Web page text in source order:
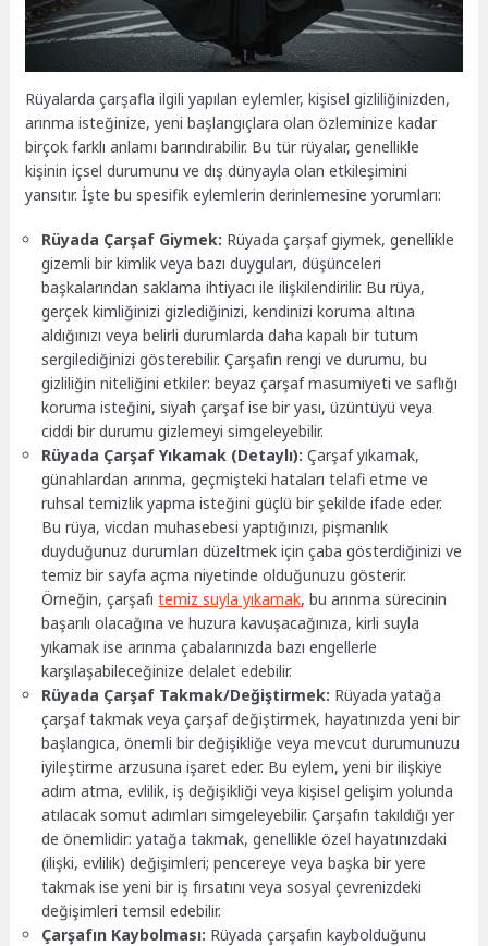
Rüyalarda çarşafla ilgili yapılan eylemler, kişisel gizliliğinizden,
arınma isteğinize, yeni başlangıçlara olan özleminize kadar
birçok farklı anlamı barındırabilir. Bu tür rüyalar, genellikle
kişinin içsel durumunu ve dış dünyayla olan etkileşimini
yansıtır. İşte bu spesifik eylemlerin derinlemesine yorumları:
Rüyada Çarşaf Giymek: Rüyada çarşaf giymek, genellikle
gizemli bir kimlik veya bazı duyguları, düşünceleri
başkalarından saklama ihtiyacı ile ilişkilendirilir. Bu rüya,
gerçek kimliğinizi gizlediğinizi, kendinizi koruma altına
aldığınızı veya belirli durumlarda daha kapalı bir tutum
sergilediğinizi gösterebilir. Çarşafın rengi ve durumu, bu
gizliliğin niteliğini etkiler: beyaz çarşaf masumiyeti ve saflığı
koruma isteğini, siyah çarşaf ise bir yası, üzüntüyü veya
ciddi bir durumu gizlemeyi simgeleyebilir.
Rüyada Çarşaf Yıkamak (Detaylı): Çarşaf yıkamak,
günahlardan arınma, geçmişteki hataları telafi etme ve
ruhsal temizlik yapma isteğini güçlü bir şekilde ifade eder.
Bu rüya, vicdan muhasebesi yaptığınızı, pişmanlık
duyduğunuz durumları düzeltmek için çaba gösterdiğinizi ve
temiz bir sayfa açma niyetinde olduğunuzu gösterir.
Örneğin, çarşafıtemiz suyla yıkamak, bu arınma sürecinin
başarılı olacağına ve huzura kavuşacağınıza, kirli suyla
yıkamak ise arınma çabalarınızda bazı engellerle
karşılaşabileceğinize delalet edebilir.
Rüyada Çarşaf Takmak/Değiştirmek: Rüyada yatağa
çarşaf takmak veya çarşaf değiştirmek, hayatınızda yeni bir
başlangıca, önemli bir değişikliğe veya mevcut durumunuzu
iyileştirme arzusuna işaret eder. Bu eylem, yeni bir ilişkiye
adım atma, evlilik, iş değişikliği veya kişisel gelişim yolunda
atılacak somut adımları simgeleyebilir. Çarşafın takıldığı yer
de önemlidir: yatağa takmak, genellikle özel hayatınızdaki
(ilişki, evlilik) değişimleri; pencereye veya başka bir yere
takmak ise yeni bir iş fırsatını veya sosyal çevrenizdeki
değişimleri temsil edebilir.
Çarşafın Kaybolması: Rüyada çarşafın kaybolduğunu